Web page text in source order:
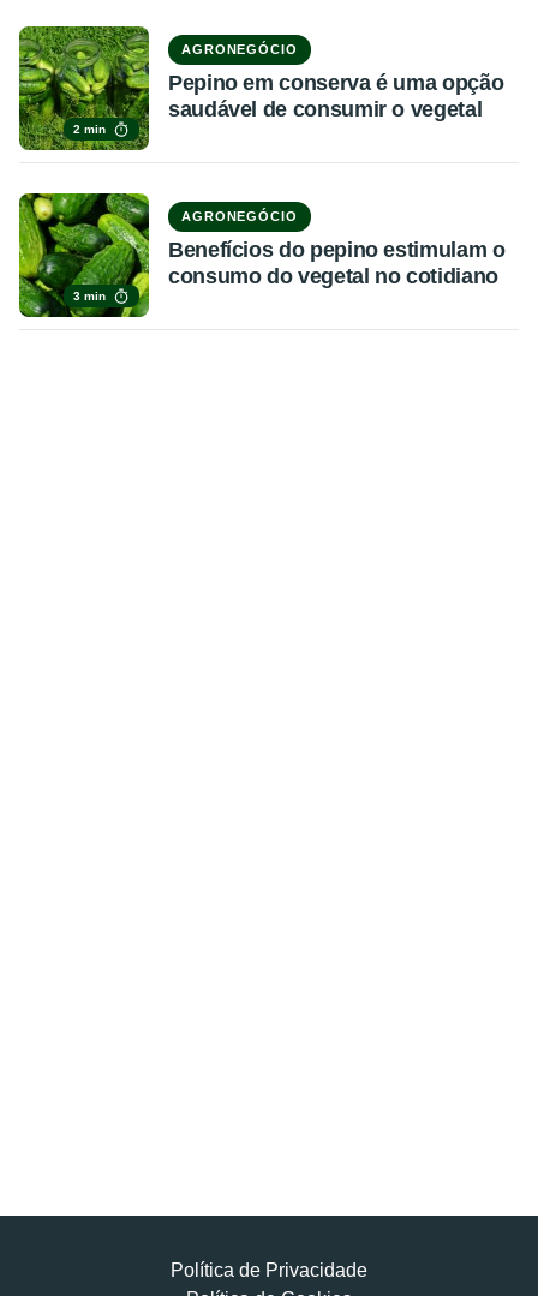
2 min
AGRONEGÓCIO
Pepino em conserva é uma opção
saudável de consumir o vegetal
3 min
AGRONEGÓCIO
Benefícios do pepino estimulam o
consumo do vegetal no cotidiano
Política de Privacidade